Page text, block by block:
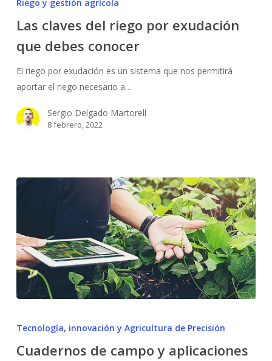
riego
por
que
debes
conocer
Riego y gestión agrícola
Las claves del riego por exudación
que debes conocer
El riego por exudación es un sistema que nos permitirá
aportar el riego necesario a…
Sergio Delgado Martorell
8 febrero, 2022
y
Tecnología, innovación y Agricultura de Precisión
Cuadernos de campo y aplicaciones